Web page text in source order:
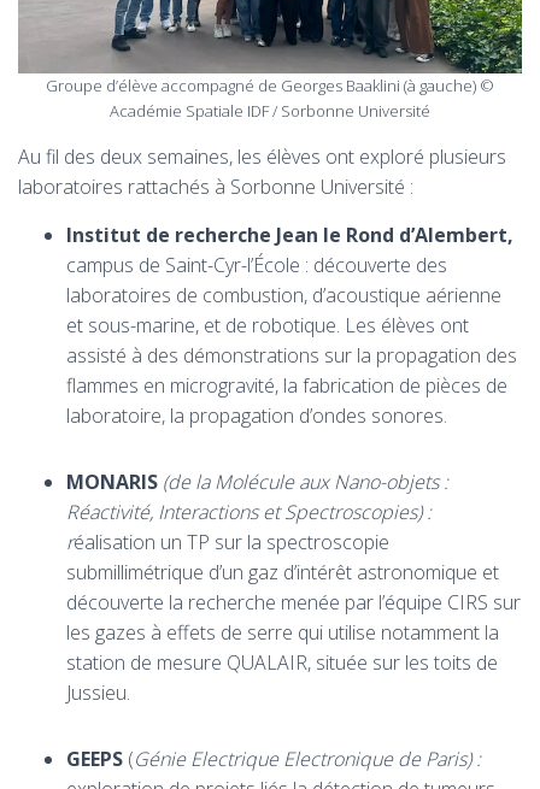
Groupe d’élève accompagné de Georges Baaklini (à gauche) ©
Académie Spatiale IDF / Sorbonne Université
Au fil des deux semaines, les élèves ont exploré plusieurs
laboratoires rattachés à Sorbonne Université :
Institut de recherche Jean le Rond d’Alembert,
campus de Saint-Cyr-l’École : découverte des
laboratoires de combustion, d’acoustique aérienne
et sous-marine, et de robotique. Les élèves ont
assisté à des démonstrations sur la propagation des
flammes en microgravité, la fabrication de pièces de
laboratoire, la propagation d’ondes sonores.
MONARIS (de la Molécule aux Nano-objets :
Réactivité, Interactions et Spectroscopies) :
réalisation un TP sur la spectroscopie
submillimétrique d’un gaz d’intérêt astronomique et
découverte la recherche menée par l’équipe CIRS sur
les gazes à effets de serre qui utilise notamment la
station de mesure QUALAIR, située sur les toits de
Jussieu.
GEEPS (Génie Electrique Electronique de Paris) :